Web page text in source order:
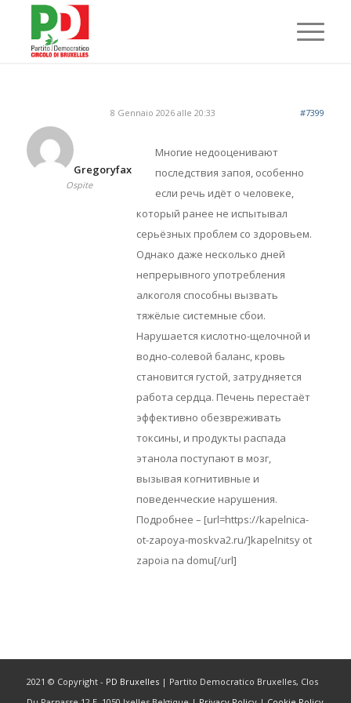
8 Gennaio 2026 alle 20:33 #7399
Gregoryfax
Ospite
Многие недооценивают
последствия запоя, особенно
если речь идёт о человеке,
который ранее не испытывал
серьёзных проблем со здоровьем.
Однако даже несколько дней
непрерывного употребления
алкоголя способны вызвать
тяжёлые системные сбои.
Нарушается кислотно-щелочной и
водно-солевой баланс, кровь
становится густой, затрудняется
работа сердца. Печень перестаёт
эффективно обезвреживать
токсины, и продукты распада
этанола поступают в мозг,
вызывая когнитивные и
поведенческие нарушения.
Подробнее – [url=https://kapelnica-
ot-zapoya-moskva2.ru/]kapelnitsy ot
zapoia na domu[/url]
2021 © Copyright - PD Bruxelles| Partito Democratico Bruxelles, Clos